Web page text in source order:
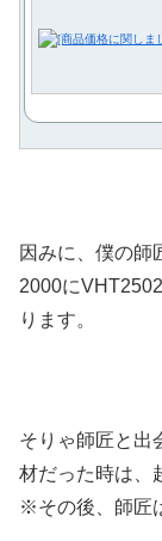
因みに、僕の師
2000に
ります。
そりゃ師匠と出
材だった時は、
※その後、師匠